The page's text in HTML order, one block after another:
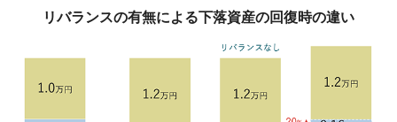
リバランスの有無による下落資産の回復時の違い